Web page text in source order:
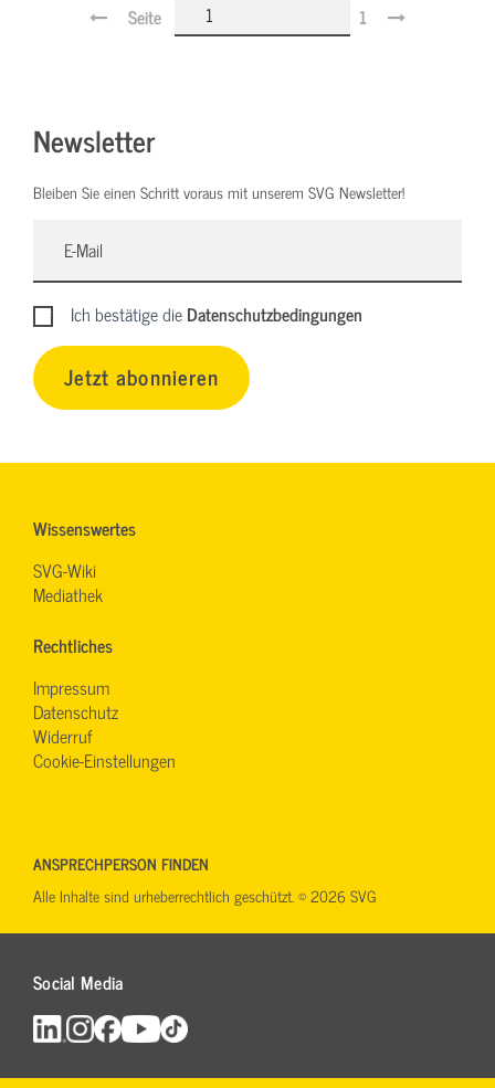
Seite 1
Newsletter
Bleiben Sie einen Schritt voraus mit unserem SVG Newsletter!
Ich bestätige dieDatenschutzbedingungen
Jetzt abonnieren
Wissenswertes
SVG-Wiki
Mediathek
Rechtliches
Impressum
Datenschutz
Widerruf
Cookie-Einstellungen
Social Media
ANSPRECHPERSON FINDEN
Alle Inhalte sind urheberrechtlich geschützt. © 2026 SVG